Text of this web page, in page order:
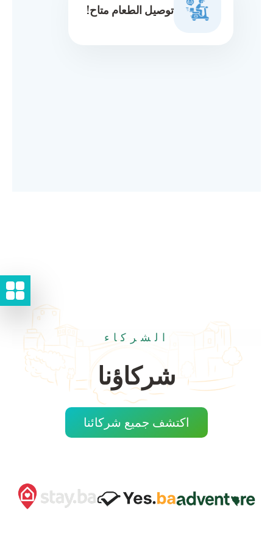
توصيل الطعام متاح!
الشركاء
شركاؤنا
اكتشف جميع شركائنا